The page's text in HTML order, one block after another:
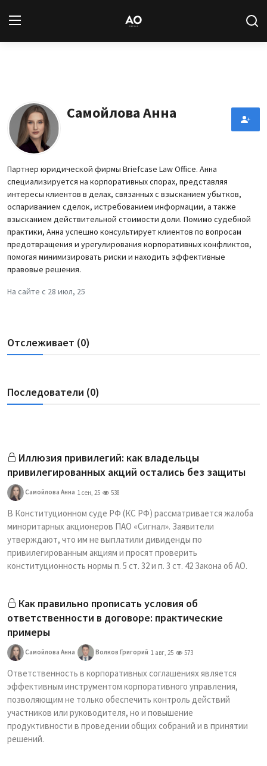
Новости
Статьи
Архив
База знаний
Подписка
Самойлова Анна
Партнер юридической фирмы Briefcase Law Office. Анна
специализируется на корпоративных спорах, представляя
интересы клиентов в делах, связанных с взысканием убытков,
оспариванием сделок, истребованием информации, а также
взысканием действительной стоимости доли. Помимо судебной
практики, Анна успешно консультирует клиентов по вопросам
предотвращения и урегулирования корпоративных конфликтов,
помогая минимизировать риски и находить эффективные
правовые решения.
На сайте с 28 июл, 25
Отслеживает (0)
Последователи (0)
Иллюзия привилегий: как владельцы
привилегированных акций остались без защиты
Самойлова Анна 1 сен, 25 538
В Конституционном суде РФ (КС РФ) рассматривается жалоба
миноритарных акционеров ПАО «Сигнал». Заявители
утверждают, что им не выплатили дивиденды по
привилегированным акциям и просят проверить
конституционность нормы п. 5 ст. 32 и п. 3 ст. 42 Закона об АО.
Как правильно прописать условия об
ответственности в договоре: практические
примеры
Самойлова Анна Волков Григорий 1 авг, 25 573
Ответственность в корпоративных соглашениях является
эффективным инструментом корпоративного управления,
позволяющим не только обеспечить контроль действий
участников или руководителя, но и повышение
продуктивности в проведении общих собраний и в принятии
решений.